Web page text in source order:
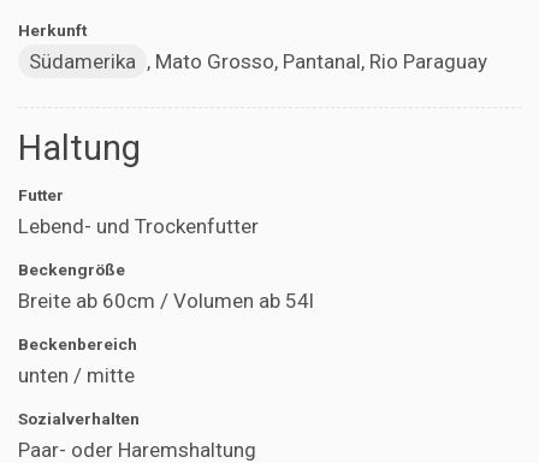
Herkunft
Südamerika , Mato Grosso, Pantanal, Rio Paraguay
Haltung
Futter
Lebend- und Trockenfutter
Beckengröße
Breite ab 60cm / Volumen ab 54l
Beckenbereich
unten / mitte
Sozialverhalten
Paar- oder Haremshaltung